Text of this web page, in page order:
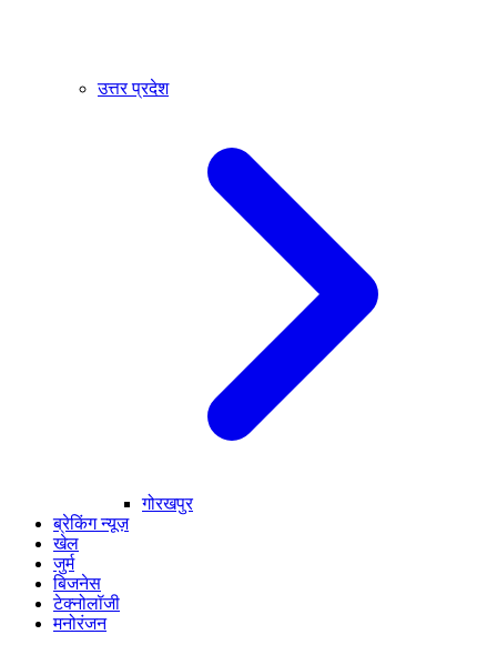
उत्तर प्रदेश
गोरखपुर
ब्रेकिंग न्यूज़
खेल
जुर्म
बिजनेस
टेक्नोलॉजी
मनोरंजन